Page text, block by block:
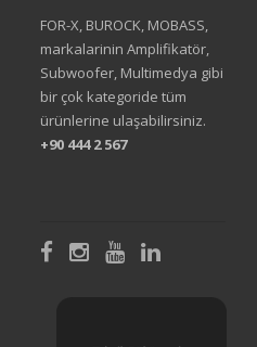
FOR-X, BUROCK, MOBASS,
markalarinin Amplifikatör,
Subwoofer, Multimedya gibi
bir çok kategoride tüm
ürünlerine ulaşabilirsiniz.
+90 444 2 567